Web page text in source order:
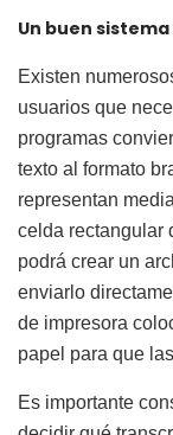
Un buen
Existen
usuarios que
programas
texto al formato
representan
celda rectangular
podrá crear un
enviarlo
de impresora
papel para que
Es importante